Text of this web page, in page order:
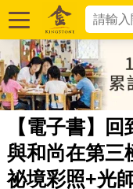
【電子書】
與和尚在第三
祕境彩照+光